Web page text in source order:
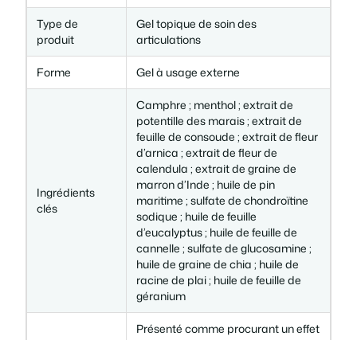
,
€
0
€
.
Type de
produit
Gel topique de soin des
articulations
Forme Gel à usage externe
Ingrédients
clés
Camphre ; menthol ; extrait de
potentille des marais ; extrait de
feuille de consoude ; extrait de fleur
d’arnica ; extrait de fleur de
calendula ; extrait de graine de
marron d’Inde ; huile de pin
maritime ; sulfate de chondroïtine
sodique ; huile de feuille
d’eucalyptus ; huile de feuille de
cannelle ; sulfate de glucosamine ;
huile de graine de chia ; huile de
racine de plai ; huile de feuille de
géranium
Présenté comme procurant un effet